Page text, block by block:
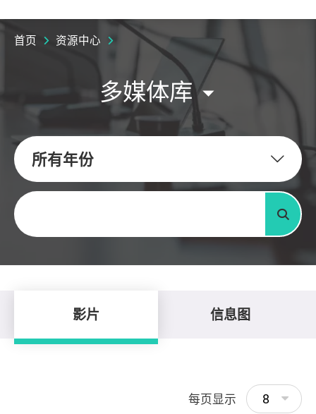
首页 资源中心
多媒体库
所有年份
关键字
搜寻
影片 信息图
每页显示 8